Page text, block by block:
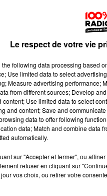
Le respect de votre vie
the following data processing based
Use limited data to select
Measure advertising performance;
from different sources; Develop
Use limited data to select
and content; Save and
data to offer following
data; Match and combine data
automatically.
sur "Accepter et fermer", ou
refuser en cliquant sur
vos choix, ou retirer votre